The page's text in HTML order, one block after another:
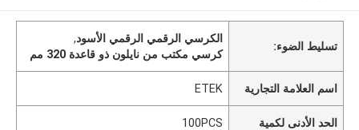
تسليط الضوء:
الكرسي الرقمي الرقمي الأسود,
كرسي مكتب من نايلون ذو قاعدة 320 مم
اسم العلامة التجارية ETEK
الحد الأدنى لكمية 100PCS